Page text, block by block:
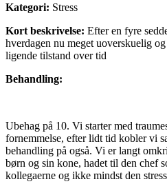
Kategori: Stress
Kort beskrivelse: Efter en fyre
hverdagen nu meget uoverskuelig
ligende tilstand over tid
Behandling:
Ubehag på 10. Vi starter med
fornemmelse, efter lidt tid kobler vi
behandling på også. Vi er langt
børn og sin kone, hadet til den chef
kollegaerne og ikke mindst den